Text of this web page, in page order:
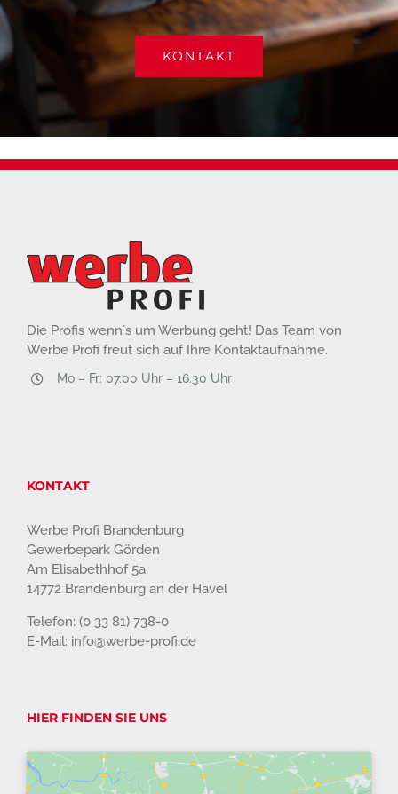
KONTAKT
Die Profis wenn´s um Werbung geht! Das Team von
Werbe Profi freut sich auf Ihre Kontaktaufnahme.
Mo – Fr: 07.00 Uhr – 16.30 Uhr
KONTAKT
Werbe Profi Brandenburg
Gewerbepark Görden
Am Elisabethhof 5a
14772 Brandenburg an der Havel
Telefon: (0 33 81) 738-0
E-Mail: info@werbe-profi.de
HIER FINDEN SIE UNS